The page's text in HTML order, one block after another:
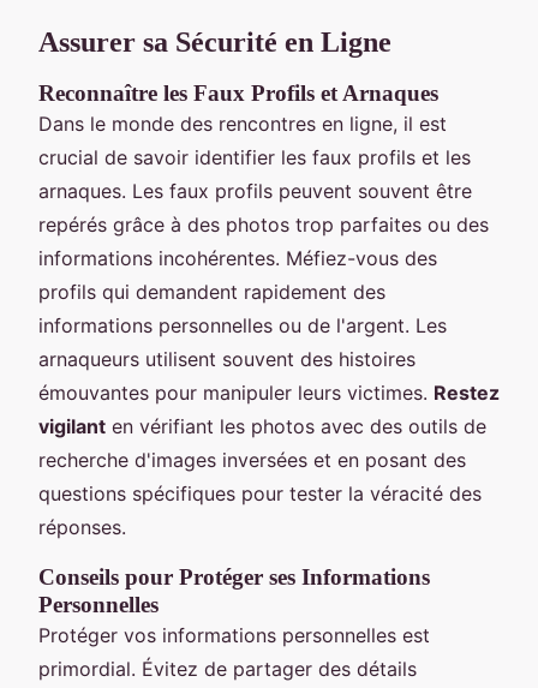
Assurer sa Sécurité en Ligne
Reconnaître les Faux Profils et Arnaques
Dans le monde des rencontres en ligne, il est
crucial de savoir identifier les faux profils et les
arnaques. Les faux profils peuvent souvent être
repérés grâce à des photos trop parfaites ou des
informations incohérentes. Méfiez-vous des
profils qui demandent rapidement des
informations personnelles ou de l'argent. Les
arnaqueurs utilisent souvent des histoires
émouvantes pour manipuler leurs victimes. Restez
vigilant en vérifiant les photos avec des outils de
recherche d'images inversées et en posant des
questions spécifiques pour tester la véracité des
réponses.
Conseils pour Protéger ses Informations
Personnelles
Protéger vos informations personnelles est
primordial. Évitez de partager des détails